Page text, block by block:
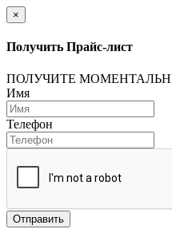
×
Получить Прайс-лист
ПОЛУЧИТЕ
Имя
Телефон
Отправить